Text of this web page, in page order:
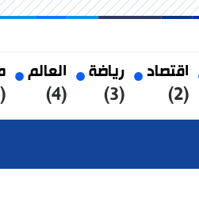
اقتصاد
(2)
رياضة
(3)
العالم
(4)
(5)